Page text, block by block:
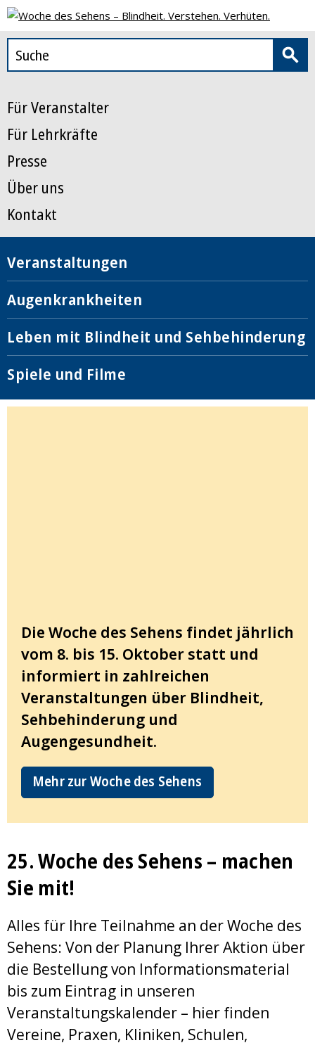
Für Veranstalter
Für Lehrkräfte
Presse
Über uns
Kontakt
Veranstaltungen
Augenkrankheiten
Leben mit Blindheit und Sehbehinderung
Spiele und Filme
Die Woche des Sehens findet jährlich
vom 8. bis 15. Oktober statt und
informiert in zahlreichen
Veranstaltungen über Blindheit,
Sehbehinderung und
Augengesundheit.
Mehr zur Woche des Sehens
25. Woche des Sehens – machen
Sie mit!
Alles für Ihre Teilnahme an der Woche des
Sehens: Von der Planung Ihrer Aktion über
die Bestellung von Informationsmaterial
bis zum Eintrag in unseren
Veranstaltungskalender – hier finden
Vereine, Praxen, Kliniken, Schulen,